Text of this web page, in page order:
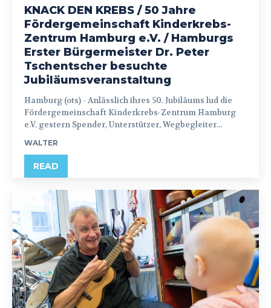
KNACK DEN KREBS / 50 Jahre
Fördergemeinschaft Kinderkrebs-
Zentrum Hamburg e.V. / Hamburgs
Erster Bürgermeister Dr. Peter
Tschentscher besuchte
Jubiläumsveranstaltung
Hamburg (ots) - Anlässlich ihres 50. Jubiläums lud die
Fördergemeinschaft Kinderkrebs-Zentrum Hamburg
e.V. gestern Spender, Unterstützer, Wegbegleiter...
WALTER
READ